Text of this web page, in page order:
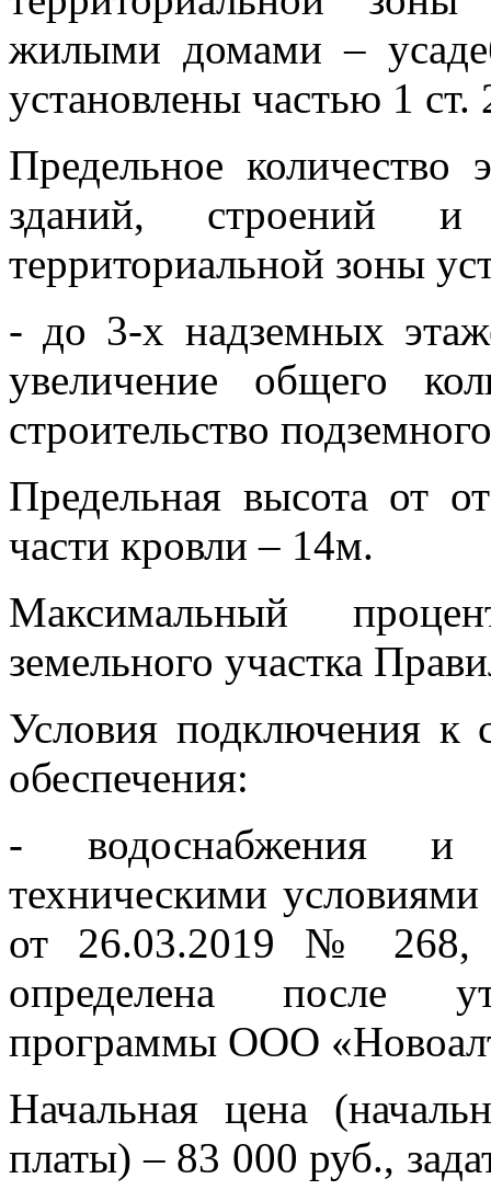
жилыми домами –
установлены частью 1
Предельное количество
зданий, строений
территориальной зоны
- до 3-х надземных
увеличение общего
строительство
Предельная высота от
части кровли – 14м.
Максимальный
земельного участка
Условия подключения к
обеспечения:
- водоснабжения и
техническими
от 26.03.2019 № 268,
определена после
программы ООО
Начальная цена
платы) – 83 000 руб.,